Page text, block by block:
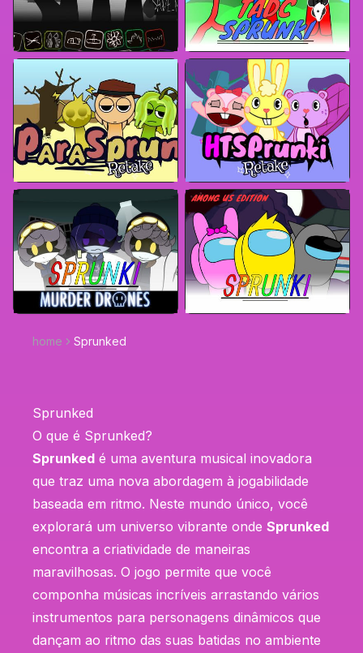
home Sprunked
Sprunked
O que é Sprunked?
Sprunked é uma aventura musical inovadora
que traz uma nova abordagem à jogabilidade
baseada em ritmo. Neste mundo único, você
explorará um universo vibrante onde Sprunked
encontra a criatividade de maneiras
maravilhosas. O jogo permite que você
componha músicas incríveis arrastando vários
instrumentos para personagens dinâmicos que
dançam ao ritmo das suas batidas no ambiente